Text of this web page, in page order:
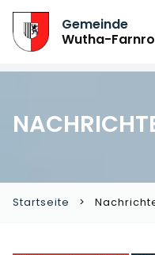
Gemeinde
Wutha-
Startseite